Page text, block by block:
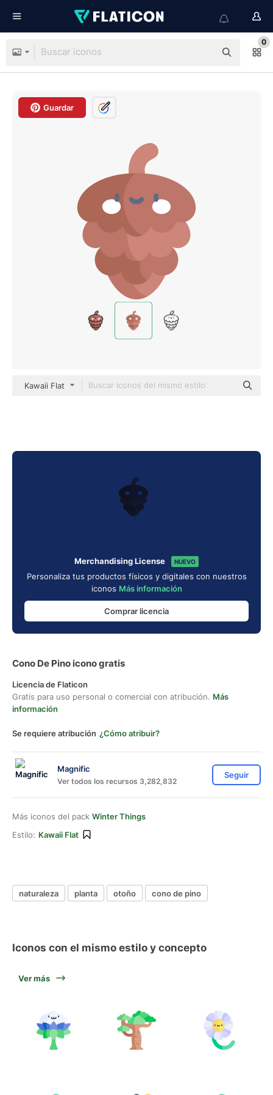
0
Guardar
Kawaii Flat
Merchandising License NUEVO
Personaliza tus productos físicos y digitales con nuestros
iconos Más información
Comprar licencia
Cono De Pino icono gratis
Licencia de Flaticon
Gratis para uso personal o comercial con atribución. Más
información
Se requiere atribución ¿Cómo atribuir?
Magnific
Ver todos los recursos 3,282,832
Seguir
Más iconos del pack Winter Things
Estilo: Kawaii Flat
naturaleza planta otoño cono de pino
Iconos con el mismo estilo y concepto
Ver más